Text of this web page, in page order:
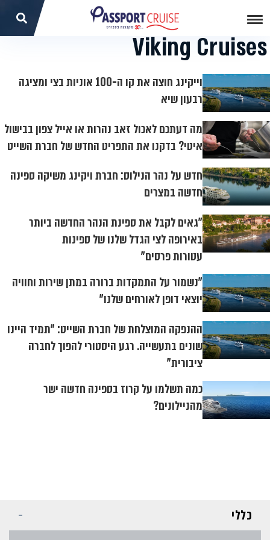
Viking Cruises
וייקינג חוצה את קו ה‑100 אוניות בצי ומציגה
רבעון שיא
מה דעתכם לאכול זאב נהרות או אייל צפון בבישול
איטי? בדקנו את התפריט החדש של חברת השייט
חדש על נהר הנילוס: חברת ויקינג משיקה ספינה
חדשה במצרים
"גאים לקבל את ספינת הנהר החדשה ביותר
באירופה לצי הגדל שלנו של ספינות
עטורות פרסים"
"נשמור על התמקדות ברורה במתן שירות וחוויה
יוצאי דופן לאורחים שלנו"
ההנפקה המוצלחת של חברת השייט: "תמיד היינו
שונים בתעשייה. רגע היסטורי להפוך לחברה
ציבורית"
כמה תשלמו על קרוז בספינה חדשה ישר
מהניילונים?
כללי